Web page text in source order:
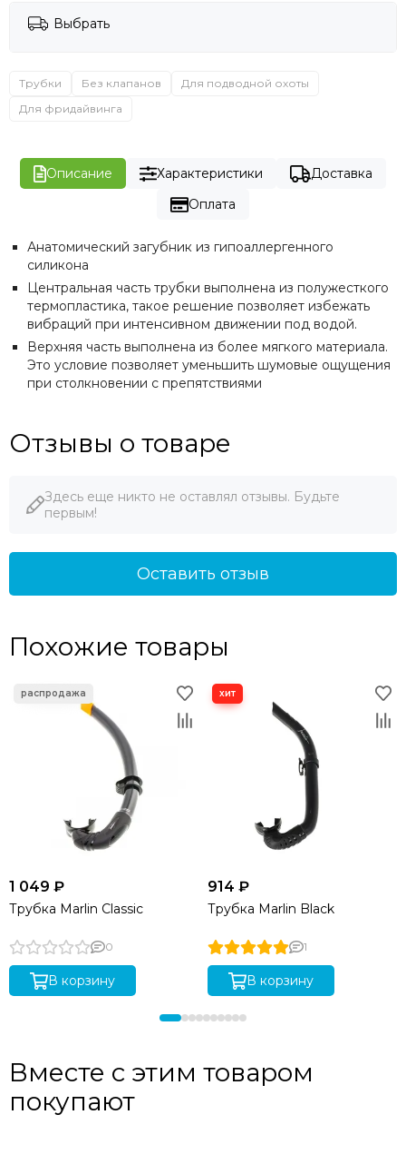
Выбрать
Трубки Без клапанов
Для подводной охоты
Для фридайвинга
Описание Характеристики
Доставка
Оплата
Анатомический загубник из гипоаллергенного
силикона
Центральная часть трубки выполнена из полужесткого
термопластика, такое решение позволяет избежать
вибраций при интенсивном движении под водой.
Верхняя часть выполнена из более мягкого материала.
Это условие позволяет уменьшить шумовые ощущения
при столкновении с препятствиями
Отзывы о товаре
Здесь еще никто не оставлял отзывы. Будьте
первым!
Оставить отзыв
Похожие товары
1 049 ₽
Трубка Marlin Classic
0
В корзину
914 ₽
Трубка Marlin Black
1
В корзину
Вместе с этим товаром
покупают